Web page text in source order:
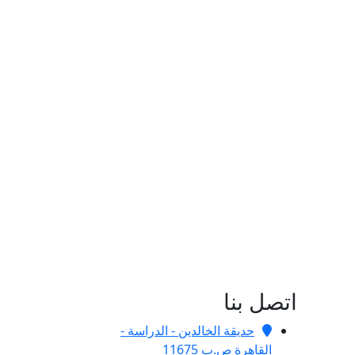
اتصل بنا
حديقة الخالدين - الدراسة -
القاهرة ص.ب 11675